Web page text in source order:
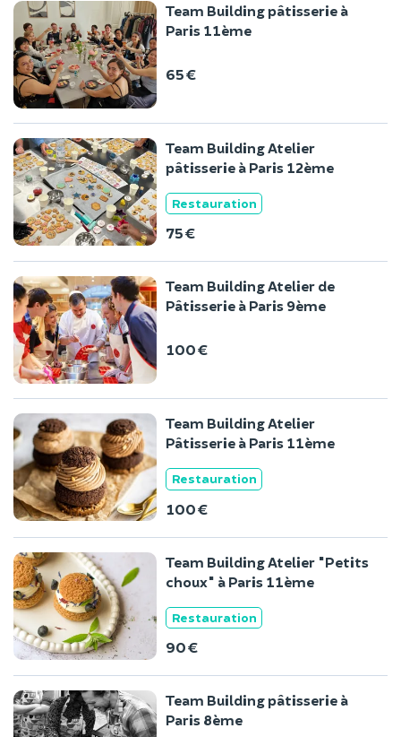
Team Building pâtisserie à
Paris 11ème
65 €
Team Building Atelier
pâtisserie à Paris 12ème
Restauration
75 €
Team Building Atelier de
Pâtisserie à Paris 9ème
100 €
Team Building Atelier
Pâtisserie à Paris 11ème
Restauration
100 €
Team Building Atelier "Petits
choux" à Paris 11ème
Restauration
90 €
Team Building pâtisserie à
Paris 8ème